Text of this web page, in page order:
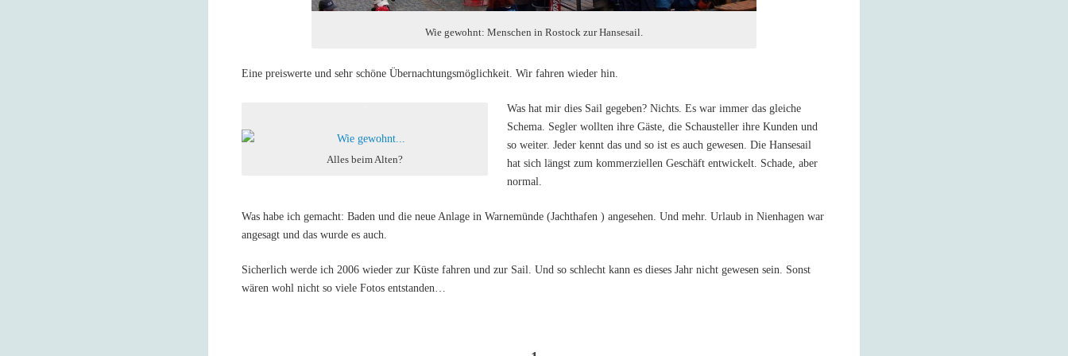
Wie gewohnt: Menschen in Rostock zur Hansesail.
Eine preiswerte und sehr schöne Übernachtungsmöglichkeit. Wir fahren wieder hin.
Alles beim Alten?
Was hat mir dies Sail gegeben? Nichts. Es war immer das gleiche
Schema. Segler wollten ihre Gäste, die Schausteller ihre Kunden und
so weiter. Jeder kennt das und so ist es auch gewesen. Die Hansesail
hat sich längst zum kommerziellen Geschäft entwickelt. Schade, aber
normal.
Was habe ich gemacht: Baden und die neue Anlage in Warnemünde (Jachthafen ) angesehen. Und mehr. Urlaub in Nienhagen war
angesagt und das wurde es auch.
Sicherlich werde ich 2006 wieder zur Küste fahren und zur Sail. Und so schlecht kann es dieses Jahr nicht gewesen sein. Sonst
wären wohl nicht so viele Fotos entstanden…